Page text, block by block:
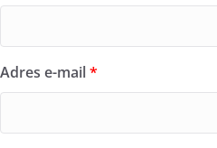
Adres e-mail*